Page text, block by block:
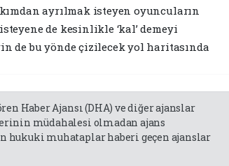
ayrılmak isteyen oyuncuların
de kesinlikle ‘kal’ demeyi
de bu yönde çizilecek yol haritasında
Haber Ajansı (DHA) ve diğer ajanslar
müdahalesi olmadan ajans
hukuki muhataplar haberi geçen ajanslar